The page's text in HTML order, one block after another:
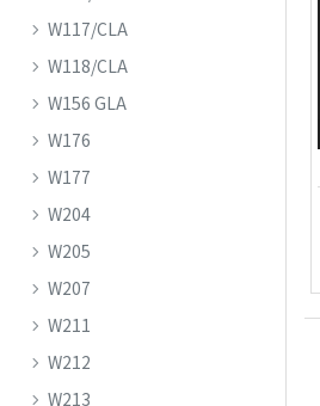
W117/CLA
W118/CLA
W156 GLA
W176
W177
W204
W205
W207
W211
W212
W213